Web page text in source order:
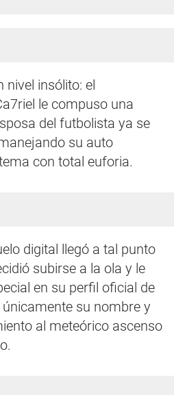
nivel insólito: el
le compuso una
del futbolista ya se
su auto
con total euforia.
digital llegó a tal punto
subirse a la ola y le
en su perfil oficial de
su nombre y
al meteórico ascenso